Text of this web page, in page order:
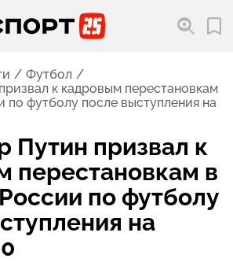
Футбол
к кадровым перестановкам
по футболу после выступления на
Путин призвал к
перестановкам в
по футболу
на